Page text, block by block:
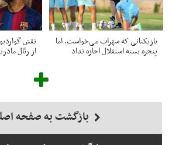
بازیکنانی که سهراب می‌خواست، اما
پنجره بسته استقلال اجازه نداد
نقش
از رئال
بازگشت به صفحه